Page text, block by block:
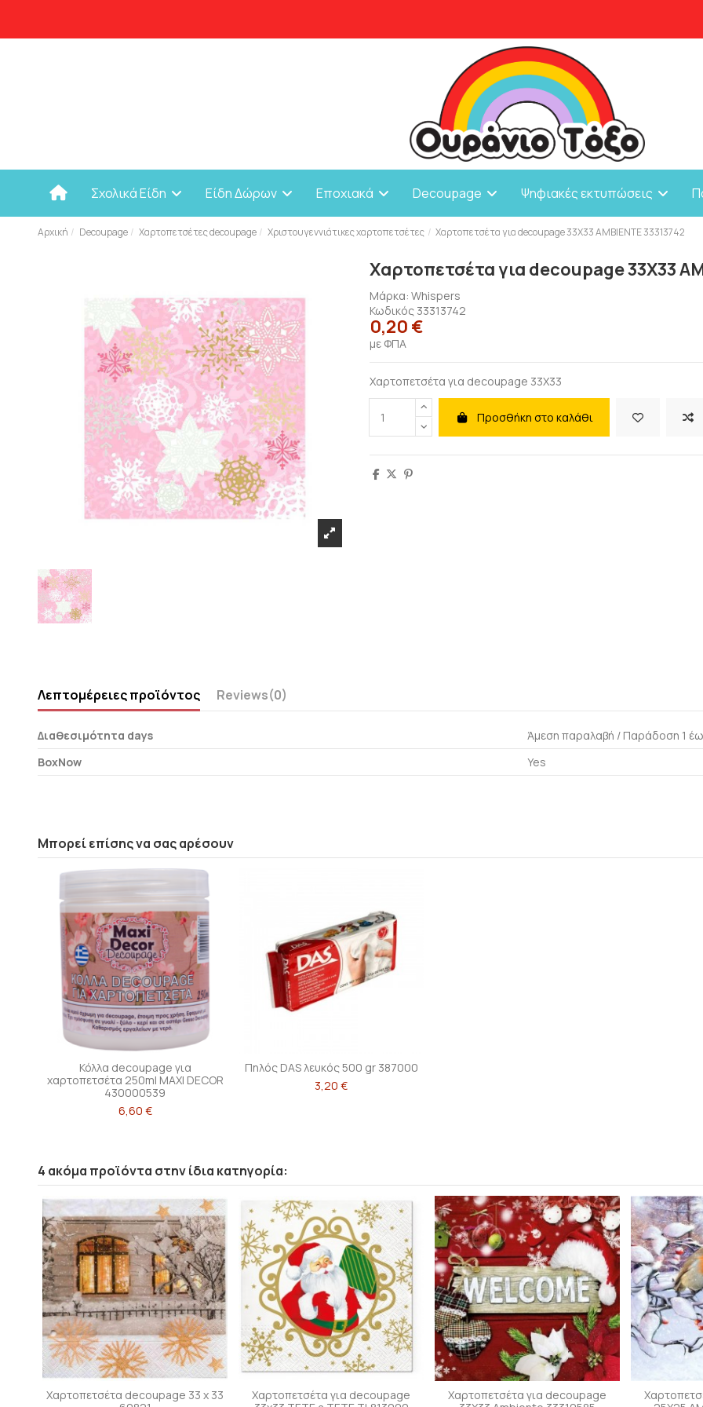
Σχολικά Είδη Είδη Δώρων Εποχιακά Decoupage Ψηφιακές εκτυπώσεις
Αρχική Decoupage Χαρτοπετσέτες decoupage Χριστουγεννιάτικες χαρτοπετσέτες Χαρτοπετσέτα για decoupage 33X33 AMBIENTE 33313742
Χαρτοπετσέτα για decoupage 33X33
Μάρκα: Whispers
Κωδικός 33313742
0,20 €
με ΦΠΑ
Χαρτοπετσέτα για decoupage 33X33
Προσθήκη στο καλάθι
Λεπτομέρειες προϊόντος Reviews(0)
Διαθεσιμότητα days
Άμεση παραλαβή / Παράδoση 1
BoxNow
Yes
Μπορεί επίσης να σας αρέσουν
Κόλλα decoupage για
χαρτοπετσέτα 250ml MAXI DECOR
430000539
6,60 €
Πηλός DAS λευκός 500 gr 387000
3,20 €
4 ακόμα προϊόντα στην ίδια κατηγορία:
Χαρτοπετσέτα decoupage 33 x 33
Χαρτοπετσέτα για decoupage
Χαρτοπετσέτα για decoupage